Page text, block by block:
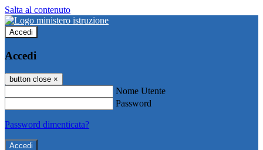
Salta al contenuto
Accedi
Accedi
button close ×
Nome Utente
Password
Password dimenticata?